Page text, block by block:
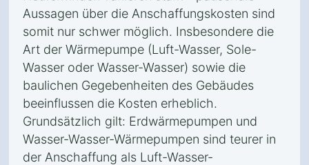
Aussagen über die Anschaffungskosten sind
somit nur schwer möglich. Insbesondere die
Art der Wärmepumpe (Luft-Wasser, Sole-
Wasser oder Wasser-Wasser) sowie die
baulichen Gegebenheiten des Gebäudes
beeinflussen die Kosten erheblich.
Grundsätzlich gilt: Erdwärmepumpen und
Wasser-Wasser-Wärmepumpen sind teurer in
der Anschaffung als Luft-Wasser-